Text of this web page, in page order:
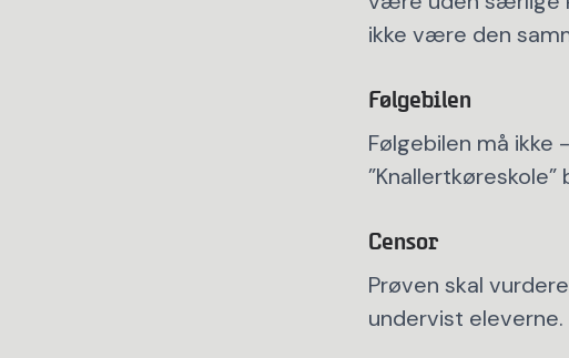
ikke være den
Følgebilen
Følgebilen må
”Knallertkøreskole”
Censor
Prøven skal
undervist